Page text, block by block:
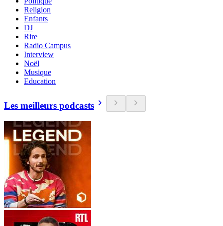
Religion
Enfants
DJ
Rire
Radio Campus
Interview
Noël
Musique
Education
Les meilleurs podcasts